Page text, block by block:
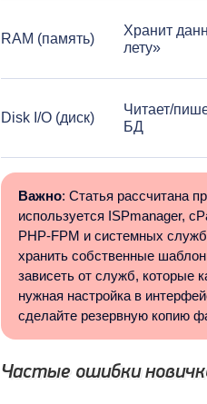
RAM (память)
Хранит
лету»
Disk I/O (диск)
Читает/
БД
Важно: Статья рассчитана
используется ISPmanager,
PHP-FPM и системных
хранить собственные
зависеть от служб, которые
нужная настройка в
сделайте резервную копию
Частые ошибки